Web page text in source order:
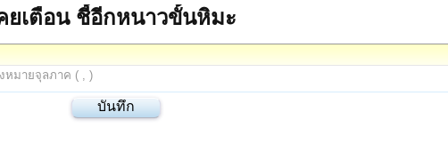
เตือน ชี้อีกหนาวขั้นหิมะ
หมายจุลภาค ( , )